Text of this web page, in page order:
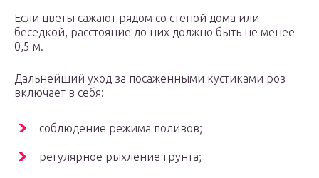
Если цветы сажают рядом со стеной дома или
беседкой, расстояние до них должно быть не менее
0,5 м.
Дальнейший уход за посаженными кустиками роз
включает в себя:
соблюдение режима поливов;
регулярное рыхление грунта;